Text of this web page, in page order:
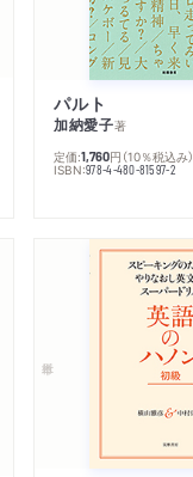
パルト
加納愛子著
定価:1,760円 （10％税込み）
ISBN:978-4-480-81597-2